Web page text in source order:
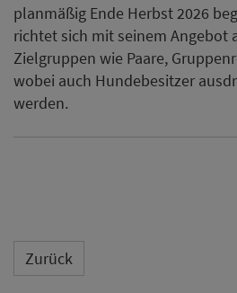
planmäßig Ende Herbst 2026
richtet sich mit seinem Angebot
Zielgruppen wie Paare,
wobei auch Hundebesitzer
werden.
Zurück